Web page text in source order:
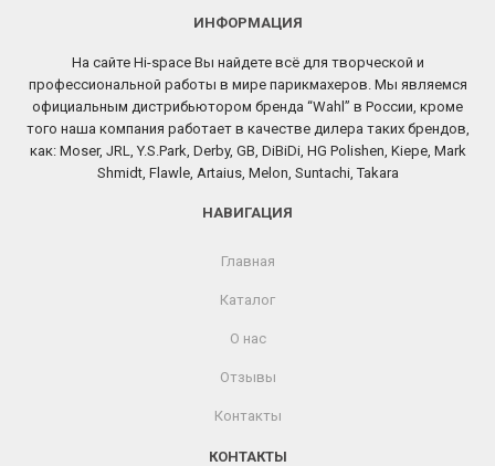
ИНФОРМАЦИЯ
На сайте Hi-space Вы найдете всё для творческой и
профессиональной работы в мире парикмахеров. Мы являемся
официальным дистрибьютором бренда “Wahl” в России, кроме
того наша компания работает в качестве дилера таких брендов,
как: Moser, JRL, Y.S.Park, Derby, GB, DiBiDi, HG Polishen, Kiepe, Mark
Shmidt, Flawle, Artaius, Melon, Suntachi, Takara
НАВИГАЦИЯ
Главная
Каталог
О нас
Отзывы
Контакты
КОНТАКТЫ